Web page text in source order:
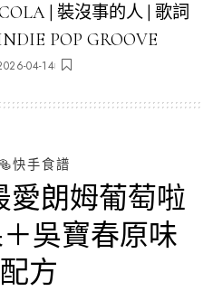
| 裝沒事的人 | 歌詞
POP GROOVE
04-14
🥯快手食譜
愛朗姆葡萄啦
吳寶春原味
方